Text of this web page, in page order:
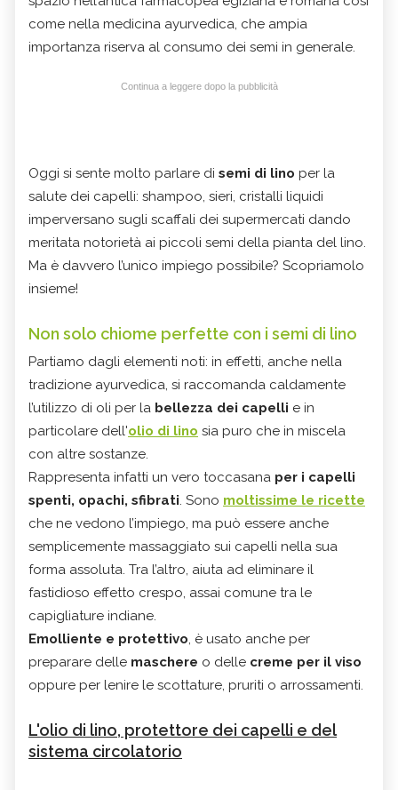
come nella medicina ayurvedica, che ampia
importanza riserva al consumo dei semi in generale.
Continua a leggere dopo la pubblicità
Oggi si sente molto parlare di semi di lino per la
salute dei capelli: shampoo, sieri, cristalli liquidi
imperversano sugli scaffali dei supermercati dando
meritata notorietà ai piccoli semi della pianta del lino.
Ma è davvero l’unico impiego possibile? Scopriamolo
insieme!
Non solo chiome perfette con i semi di lino
Partiamo dagli elementi noti: in effetti, anche nella
tradizione ayurvedica, si raccomanda caldamente
l’utilizzo di oli per la bellezza dei capelli e in
particolare dell'olio di lino sia puro che in miscela
con altre sostanze.
Rappresenta infatti un vero toccasana per i capelli
spenti, opachi, sfibrati. Sono moltissime le ricette
che ne vedono l’impiego, ma può essere anche
semplicemente massaggiato sui capelli nella sua
forma assoluta. Tra l’altro, aiuta ad eliminare il
fastidioso effetto crespo, assai comune tra le
capigliature indiane.
Emolliente e protettivo, è usato anche per
preparare delle maschere o delle creme per il viso
oppure per lenire le scottature, pruriti o arrossamenti.
L'olio di lino, protettore dei capelli e del
sistema circolatorio